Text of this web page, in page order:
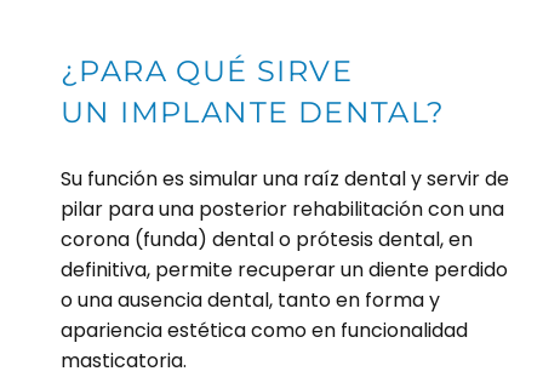
¿PARA QUÉ SIRVE
UN IMPLANTE DENTAL?
Su función es simular una raíz dental y servir de
pilar para una posterior rehabilitación con una
corona (funda) dental o prótesis dental, en
definitiva, permite recuperar un diente perdido
o una ausencia dental, tanto en forma y
apariencia estética como en funcionalidad
masticatoria.